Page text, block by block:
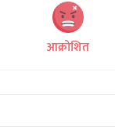
आक्रोशित